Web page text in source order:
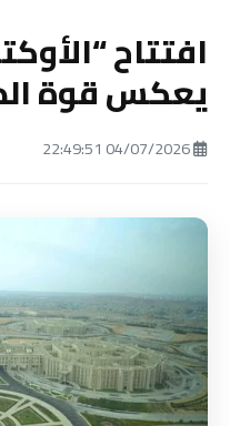
افتتاح
يعكس قوة